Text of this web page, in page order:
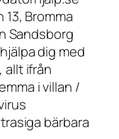
Bromma
Sandsborg
dig med
allt ifrån
i villan /
bärbara